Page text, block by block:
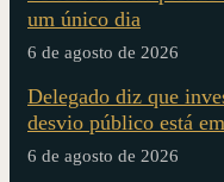
um único dia
6 de agosto de 2026
Delegado diz que
desvio público está
6 de agosto de 2026